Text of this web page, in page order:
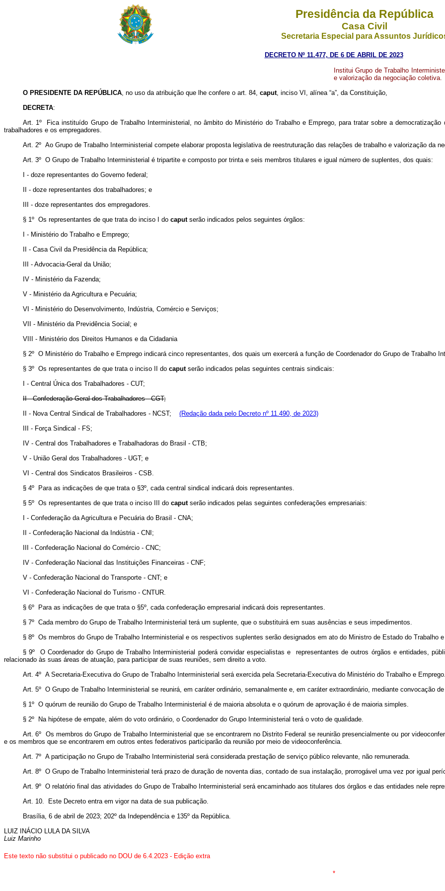
Presidência da República
Casa Civil
Secretaria Especial para Assuntos
DECRETO Nº 11.477, DE 6 DE ABRIL DE 2023
Institui Grupo de Trabalho
e valorização da negociação coletiva.
O PRESIDENTE DA REPÚBLICA, no uso da atribuição que lhe confere o art. 84, caput, inciso VI, alínea “a”, da Constituição,
DECRETA:
Art. 1º Fica instituído Grupo de Trabalho Interministerial, no âmbito do Ministério do Trabalho e Emprego, para tratar sobre a
trabalhadores e os empregadores.
Art. 2º Ao Grupo de Trabalho Interministerial compete elaborar proposta legislativa de reestruturação das relações de trabalho e valorização da
Art. 3º O Grupo de Trabalho Interministerial é tripartite e composto por trinta e seis membros titulares e igual número de suplentes, dos quais:
I - doze representantes do Governo federal;
II - doze representantes dos trabalhadores; e
III - doze representantes dos empregadores.
§ 1º Os representantes de que trata do inciso I do caputserão indicados pelos seguintes órgãos:
I - Ministério do Trabalho e Emprego;
II - Casa Civil da Presidência da República;
III - Advocacia-Geral da União;
IV - Ministério da Fazenda;
V - Ministério da Agricultura e Pecuária;
VI - Ministério do Desenvolvimento, Indústria, Comércio e Serviços;
VII - Ministério da Previdência Social; e
VIII - Ministério dos Direitos Humanos e da Cidadania
§ 2º O Ministério do Trabalho e Emprego indicará cinco representantes, dos quais um exercerá a função de Coordenador do Grupo de Trabalho
§ 3º Os representantes de que trata o inciso II do caputserão indicados pelas seguintes centrais sindicais:
I - Central Única dos Trabalhadores - CUT;
II - Confederação Geral dos Trabalhadores - CGT;
II - Nova Central Sindical de Trabalhadores - NCST; (Redação dada pelo Decreto nº 11.490, de 2023)
III - Força Sindical - FS;
IV - Central dos Trabalhadores e Trabalhadoras do Brasil - CTB;
V - União Geral dos Trabalhadores - UGT; e
VI - Central dos Sindicatos Brasileiros - CSB.
§ 4º Para as indicações de que trata o §3º, cada central sindical indicará dois representantes.
§ 5º Os representantes de que trata o inciso III do caputserão indicados pelas seguintes confederações empresariais:
I - Confederação da Agricultura e Pecuária do Brasil - CNA;
II - Confederação Nacional da Indústria - CNI;
III - Confederação Nacional do Comércio - CNC;
IV - Confederação Nacional das Instituições Financeiras - CNF;
V - Confederação Nacional do Transporte - CNT; e
VI - Confederação Nacional do Turismo - CNTUR.
§ 6º Para as indicações de que trata o §5º, cada confederação empresarial indicará dois representantes.
§ 7º Cada membro do Grupo de Trabalho Interministerial terá um suplente, que o substituirá em suas ausências e seus impedimentos.
§ 8º Os membros do Grupo de Trabalho Interministerial e os respectivos suplentes serão designados em ato do Ministro de Estado do Trabalho
§ 9º O Coordenador do Grupo de Trabalho Interministerial poderá convidar especialistas e representantes de outros órgãos e entidades,
relacionado às suas áreas de atuação, para participar de suas reuniões, sem direito a voto.
Art. 4º A Secretaria-Executiva do Grupo de Trabalho Interministerial será exercida pela Secretaria-Executiva do Ministério do Trabalho e Emprego.
Art. 5º O Grupo de Trabalho Interministerial se reunirá, em caráter ordinário, semanalmente e, em caráter extraordinário, mediante convocação de
§ 1º O quórum de reunião do Grupo de Trabalho Interministerial é de maioria absoluta e o quórum de aprovação é de maioria simples.
§ 2º Na hipótese de empate, além do voto ordinário, o Coordenador do Grupo Interministerial terá o voto de qualidade.
Art. 6º Os membros do Grupo de Trabalho Interministerial que se encontrarem no Distrito Federal se reunirão presencialmente ou por
e os membros que se encontrarem em outros entes federativos participarão da reunião por meio de videoconferência.
Art. 7º A participação no Grupo de Trabalho Interministerial será considerada prestação de serviço público relevante, não remunerada.
Art. 8º O Grupo de Trabalho Interministerial terá prazo de duração de noventa dias, contado de sua instalação, prorrogável uma vez por igual
Art. 9º O relatório final das atividades do Grupo de Trabalho Interministerial será encaminhado aos titulares dos órgãos e das entidades nele
Art. 10. Este Decreto entra em vigor na data de sua publicação.
Brasília, 6 de abril de 2023; 202º da Independência e 135º da República.
LUIZ INÁCIO LULA DA SILVA
Luiz Marinho
Este texto não substitui o publicado no DOU de 6.4.2023 - Edição extra
*